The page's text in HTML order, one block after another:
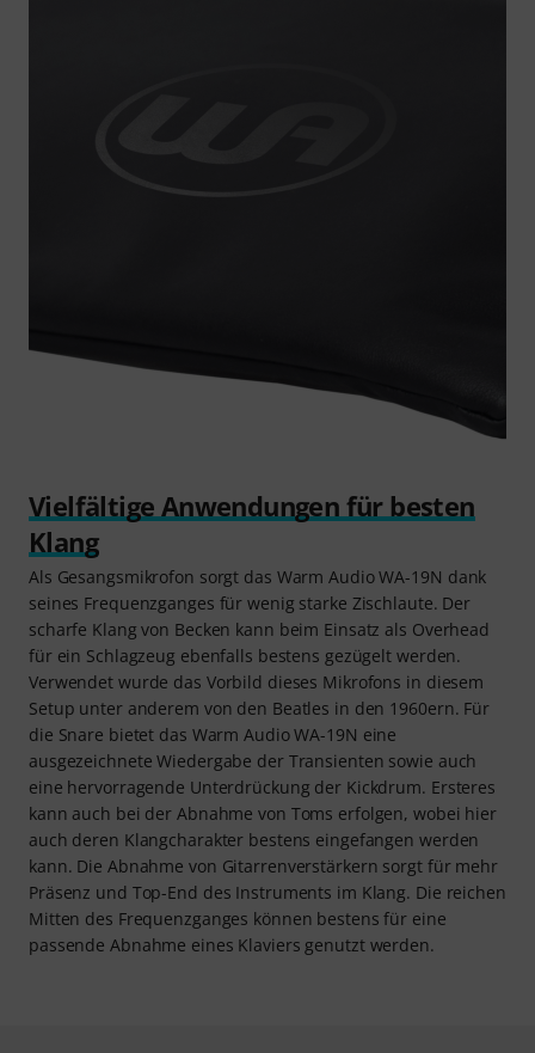
Vielfältige Anwendungen für besten
Klang
Als Gesangsmikrofon sorgt das Warm Audio WA-19N dank
seines Frequenzganges für wenig starke Zischlaute. Der
scharfe Klang von Becken kann beim Einsatz als Overhead
für ein Schlagzeug ebenfalls bestens gezügelt werden.
Verwendet wurde das Vorbild dieses Mikrofons in diesem
Setup unter anderem von den Beatles in den 1960ern. Für
die Snare bietet das Warm Audio WA-19N eine
ausgezeichnete Wiedergabe der Transienten sowie auch
eine hervorragende Unterdrückung der Kickdrum. Ersteres
kann auch bei der Abnahme von Toms erfolgen, wobei hier
auch deren Klangcharakter bestens eingefangen werden
kann. Die Abnahme von Gitarrenverstärkern sorgt für mehr
Präsenz und Top-End des Instruments im Klang. Die reichen
Mitten des Frequenzganges können bestens für eine
passende Abnahme eines Klaviers genutzt werden.